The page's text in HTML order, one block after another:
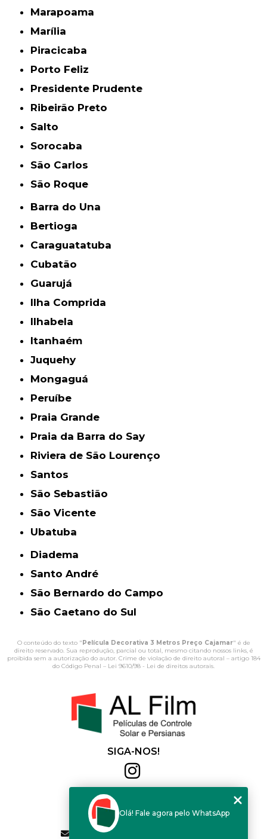
Marapoama
Marília
Piracicaba
Porto Feliz
Presidente Prudente
Ribeirão Preto
Salto
Sorocaba
São Carlos
São Roque
Barra do Una
Bertioga
Caraguatatuba
Cubatão
Guarujá
Ilha Comprida
Ilhabela
Itanhaém
Juquehy
Mongaguá
Peruíbe
Praia Grande
Praia da Barra do Say
Riviera de São Lourenço
Santos
São Sebastião
São Vicente
Ubatuba
Diadema
Santo André
São Bernardo do Campo
São Caetano do Sul
O conteúdo do texto " Película Decorativa 3 Metros Preço Cajamar" é de
direito reservado. Sua reprodução, parcial ou total, mesmo citando nossos links, é
proibida sem a autorização do autor. Crime de violação de direito autoral – artigo 184
do Código Penal – Lei 9610/98 - Lei de direitos autorais.
SIGA-NOS!
(11) 2564-4684
(11) 94168-2041
contato.vendas@alfilm.com.br
Olá! Fale agora pelo WhatsApp